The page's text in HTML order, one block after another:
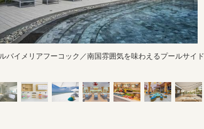
バイメリアフーコック／南国雰囲気を味わえるプールサイド